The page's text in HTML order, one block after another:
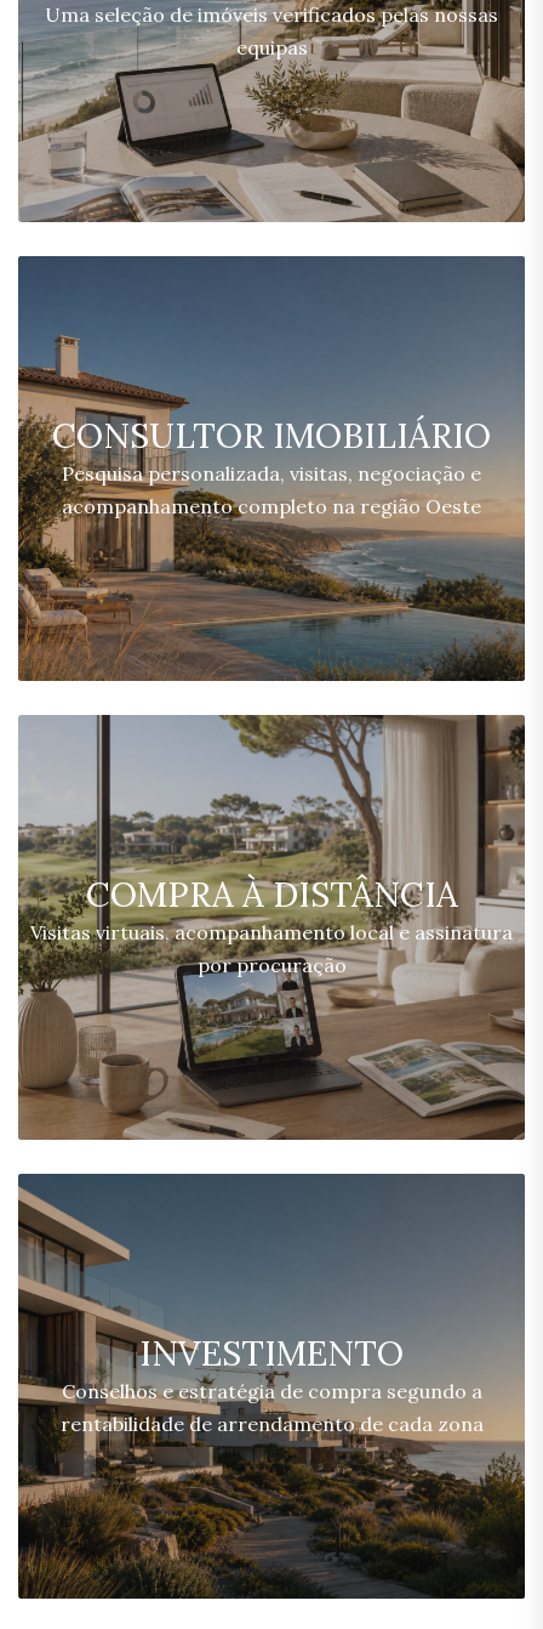
Uma seleção de imóveis verificados pelas nossas
equipas
CONSULTOR IMOBILIÁRIO
Pesquisa personalizada, visitas, negociação e
acompanhamento completo na região Oeste
COMPRA À DISTÂNCIA
Visitas virtuais, acompanhamento local e assinatura
por procuração
INVESTIMENTO
Conselhos e estratégia de compra segundo a
rentabilidade de arrendamento de cada zona